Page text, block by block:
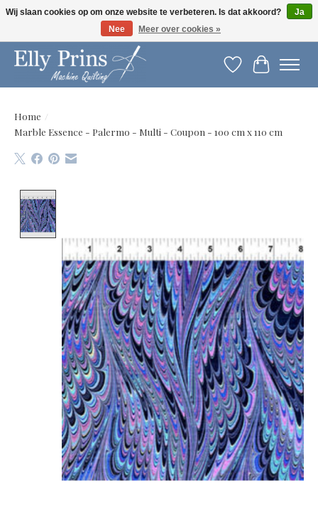
Let op: gewijzigde openingstijden!
Verlanglijst
Home /
Marble Essence - Palermo - Multi - Coupon - 100 cm x 110 cm
Wij slaan cookies op om onze website te verbeteren. Is dat akkoord?
Ja
Nee
Meer over cookies »